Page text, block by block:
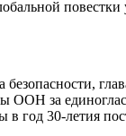
повестки
ООН за
30-летия